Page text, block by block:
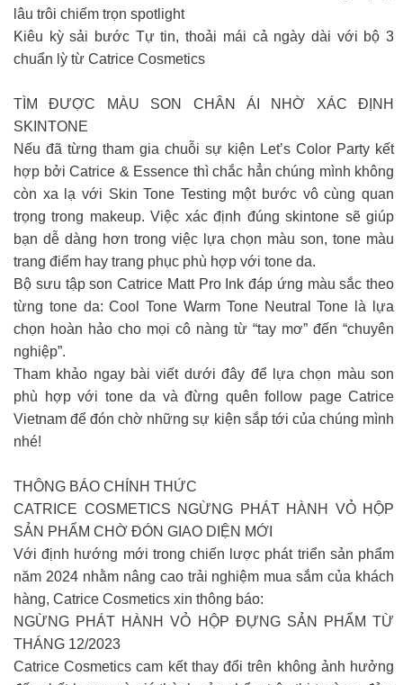
lâu trôi chiếm trọn spotlight
Kiêu kỳ sải bước Tự tin, thoải mái cả ngày dài với bộ 3
chuẩn lỳ từ Catrice Cosmetics
TÌM ĐƯỢC MÀU SON CHÂN ÁI NHỜ XÁC ĐỊNH
SKINTONE
Nếu đã từng tham gia chuỗi sự kiện Let’s Color Party kết
hợp bởi Catrice & Essence thì chắc hẳn chúng mình không
còn xa lạ với Skin Tone Testing một bước vô cùng quan
trọng trong makeup. Việc xác định đúng skintone sẽ giúp
bạn dễ dàng hơn trong việc lựa chọn màu son, tone màu
trang điểm hay trang phục phù hợp với tone da.
Bộ sưu tập son Catrice Matt Pro Ink đáp ứng màu sắc theo
từng tone da: Cool Tone Warm Tone Neutral Tone là lựa
chọn hoàn hảo cho mọi cô nàng từ “tay mơ” đến “chuyên
nghiệp”.
Tham khảo ngay bài viết dưới đây để lựa chọn màu son
phù hợp với tone da và đừng quên follow page Catrice
Vietnam để đón chờ những sự kiện sắp tới của chúng mình
nhé!
THÔNG BÁO CHÍNH THỨC
CATRICE COSMETICS NGỪNG PHÁT HÀNH VỎ HỘP
SẢN PHẨM CHỜ ĐÓN GIAO DIỆN MỚI
Với định hướng mới trong chiến lược phát triển sản phẩm
năm 2024 nhằm nâng cao trải nghiệm mua sắm của khách
hàng, Catrice Cosmetics xin thông báo:
NGỪNG PHÁT HÀNH VỎ HỘP ĐỰNG SẢN PHẨM TỪ
THÁNG 12/2023
Catrice Cosmetics cam kết thay đổi trên không ảnh hưởng